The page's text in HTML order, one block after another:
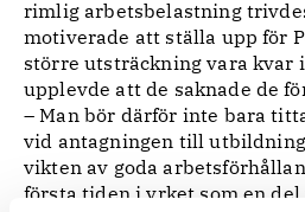
rimlig arbetsbelastning
motiverade att ställa upp för
större utsträckning vara kvar
upplevde att de saknade de
– Man bör därför inte bara
vid antagningen till
vikten av goda
första tiden i yrket som en